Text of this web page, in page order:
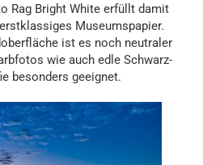
Rag Bright White erfüllt damit
Museumspapier.
ist es noch neutraler
wie auch edle Schwarz-
besonders geeignet.